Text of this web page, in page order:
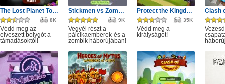
The Lost Planet Tower Defense
8K
Védd meg az
elveszett bolygót a
támadásoktól!
Stickmen vs Zombies
9K
Vegyél részt a
pálcikaemberek és a
zombik háborújában!
Protect the Kingdom
35K
Védd meg a
királyságot!